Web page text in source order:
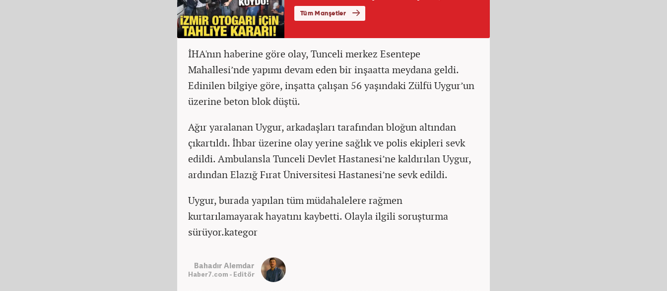
İHA'nın haberine göre olay, Tunceli merkez Esentepe
Mahallesi’nde yapımı devam eden bir inşaatta meydana geldi.
Edinilen bilgiye göre, inşatta çalışan 56 yaşındaki Zülfü Uygur’un
üzerine beton blok düştü.
Ağır yaralanan Uygur, arkadaşları tarafından bloğun altından
çıkartıldı. İhbar üzerine olay yerine sağlık ve polis ekipleri sevk
edildi. Ambulansla Tunceli Devlet Hastanesi’ne kaldırılan Uygur,
ardından Elazığ Fırat Üniversitesi Hastanesi’ne sevk edildi.
Uygur, burada yapılan tüm müdahalelere rağmen
kurtarılamayarak hayatını kaybetti. Olayla ilgili soruşturma
sürüyor.kategor
Bahadır Alemdar
Haber7.com - Editör